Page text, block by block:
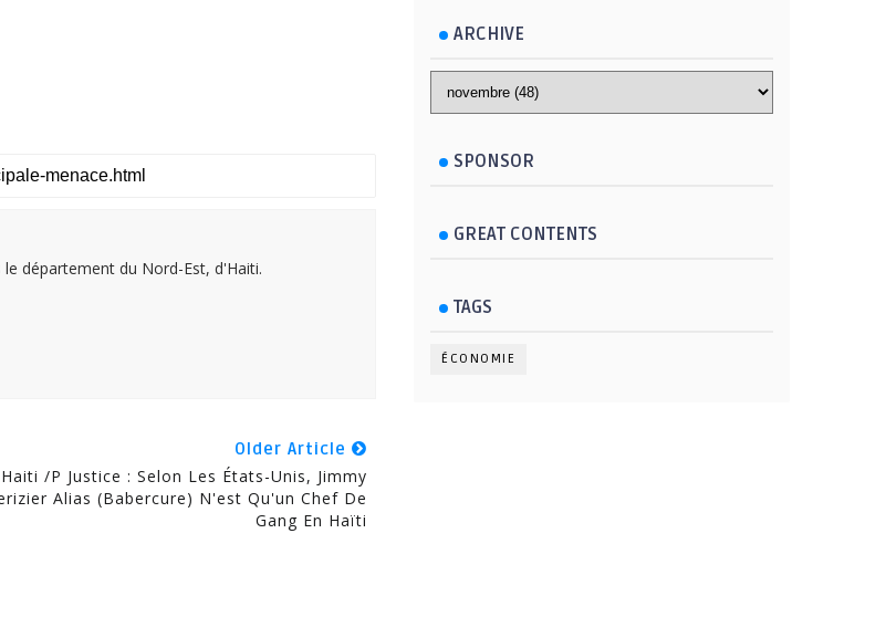
département du Nord-Est, d'Haiti.
Older Article
Haiti /P Justice : Selon Les États-Unis, Jimmy
Alias (Babercure) N'est Qu'un Chef De
Gang En Haïti
ARCHIVE
SPONSOR
GREAT CONTENTS
TAGS
ÉCONOMIE